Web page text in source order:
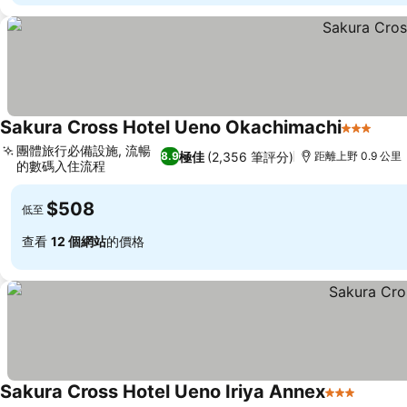
Sakura Cross Hotel Ueno Okachimachi3 星級
8.9極佳 (2,356 筆評分)
團體旅行必備設施, 流暢
的數碼入住流程
距離上野 0.9 公里
低至 $508
查看 12 個網站的價格
Sakura Cross Hotel Ueno Iriya Annex3 星級